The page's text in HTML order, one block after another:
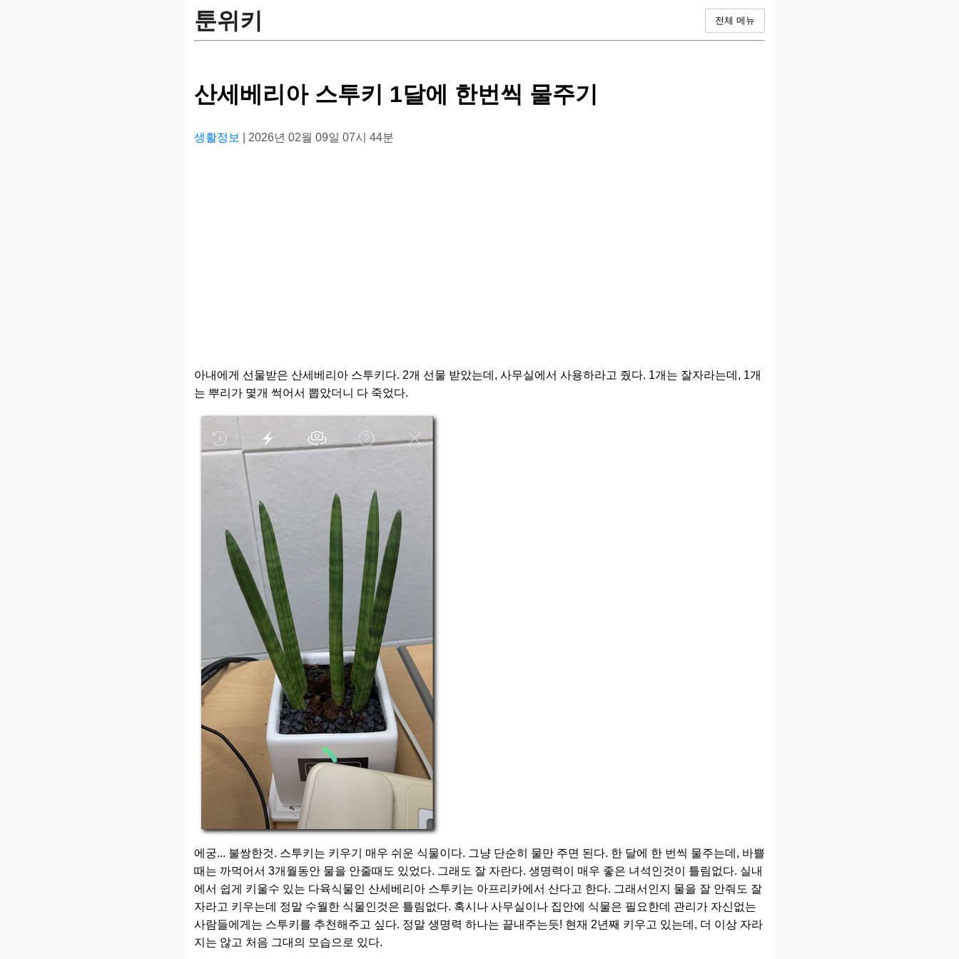
툰위키 전체 메뉴
산세베리아 스투키 1달에 한번씩 물주기
생활정보 | 2026년 02월 09일 07시 44분
아내에게 선물받은 산세베리아 스투키다. 2개 선물 받았는데, 사무실에서 사용하라고 줬다. 1개는 잘자라는데, 1개
는 뿌리가 몇개 썩어서 뽑았더니 다 죽었다.
에궁... 불쌍한것. 스투키는 키우기 매우 쉬운 식물이다. 그냥 단순히 물만 주면 된다. 한 달에 한 번씩 물주는데, 바쁠
때는 까먹어서 3개월동안 물을 안줄때도 있었다. 그래도 잘 자란다. 생명력이 매우 좋은 녀석인것이 틀림없다. 실내
에서 쉽게 키울수 있는 다육식물인 산세베리아 스투키는 아프리카에서 산다고 한다. 그래서인지 물을 잘 안줘도 잘
자라고 키우는데 정말 수월한 식물인것은 틀림없다. 혹시나 사무실이나 집안에 식물은 필요한데 관리가 자신없는
사람들에게는 스투키를 추천해주고 싶다. 정말 생명력 하나는 끝내주는듯! 현재 2년째 키우고 있는데, 더 이상 자라
지는 않고 처음 그대의 모습으로 있다.